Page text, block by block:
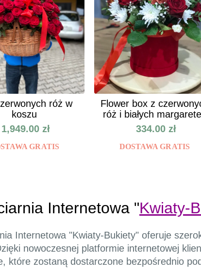
róż w
koszu
1,949.00 zł
GRATIS
Flower box z
róż i białych
334.00 zł
DOSTAWA GRATIS
Internetowa "Kwiaty-
Internetowa "Kwiaty-Bukiety" oferuje
nowoczesnej platformie internetowej
które zostaną dostarczone bezpośrednio